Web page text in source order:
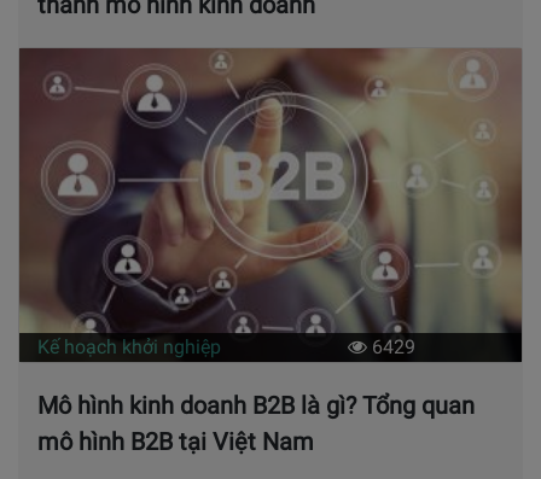
Kế hoạch khởi nghiệp 6429
Mô hình kinh doanh B2B là gì? Tổng quan
mô hình B2B tại Việt Nam